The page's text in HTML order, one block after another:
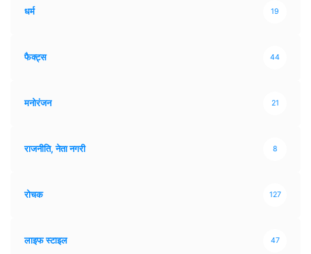
धर्म 19
फैक्ट्स 44
मनोरंजन 21
राजनीति, नेता नगरी 8
रोचक 127
लाइफ स्टाइल 47